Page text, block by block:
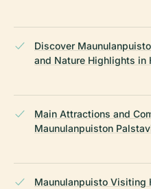
Discover
and Nature Highlights in
Main Attractions and
Maunulanpuiston
Maunulanpuisto Visiting